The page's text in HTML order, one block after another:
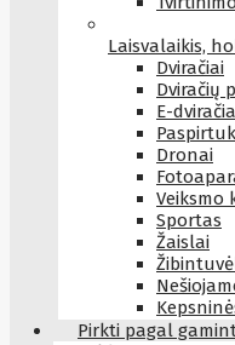
Laisvalaikis,
Dviračiai
Dviračių
E-
Dronai
Veiksmo
Sportas
Žaislai
Pirkti pagal